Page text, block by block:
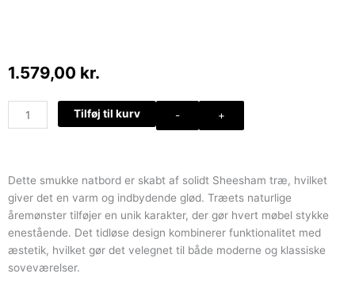
1.579,00 kr.
-
Natbord
i
med
2
skuffer
antal
+
Tilføj til kurv
Dette smukke natbord er skabt af solidt Sheesham træ, hvilket
giver det en varm og indbydende glød. Træets naturlige
åremønster tilføjer en unik karakter, der gør hvert møbel stykke
enestående. Det tidløse design kombinerer funktionalitet med
æstetik, hvilket gør det velegnet til både moderne og klassiske
soveværelser.